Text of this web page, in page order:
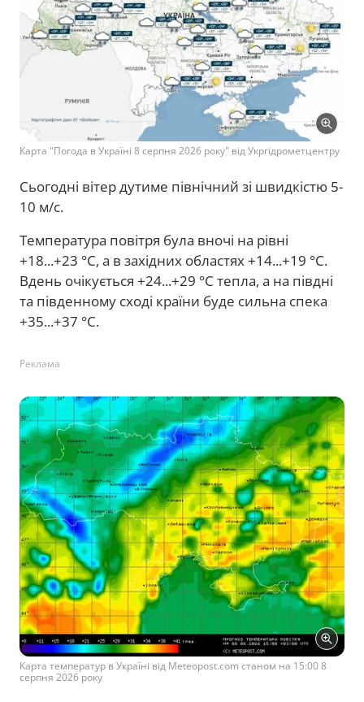
Карта "Погода в Україні 8 серпня 2026 року" від Укргідрометцентру
Сьогодні вітер дутиме північний зі швидкістю 5-
10 м/с.
Температура повітря була вночі на рівні
+18...+23 °С, а в західних областях +14...+19 °С.
Вдень очікується +24...+29 °С тепла, а на півдні
та південному сході країни буде сильна спека
+35...+37 °С.
Реклама
Карта температур в Україні від Meteopost.com станом на 15:00 8
серпня 2026 року